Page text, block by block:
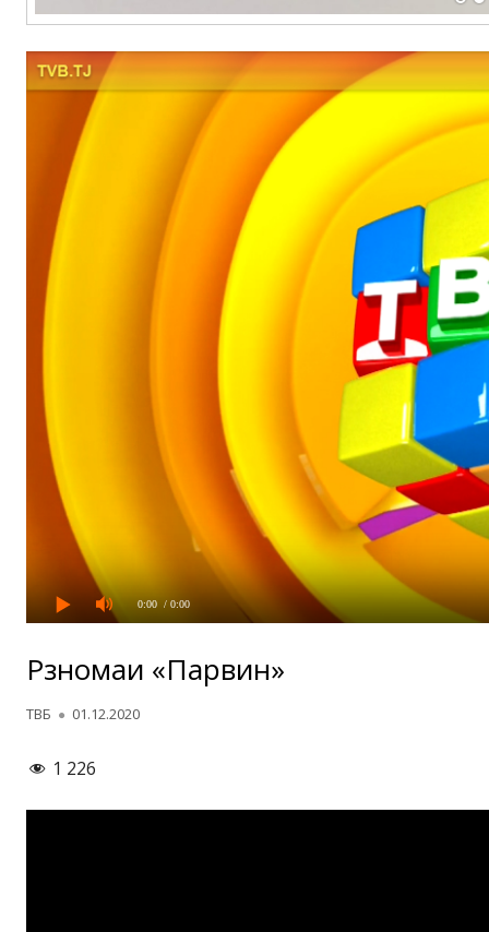
0:00 / 0:00
Рӯзномаи «Парвин»
Автор
ТВБ Опубликовано
01.12.2020
1 226